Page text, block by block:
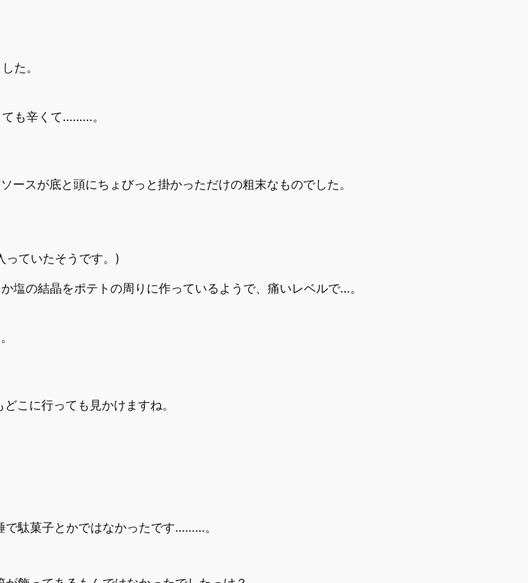
た。
も辛くて………。
スが底と頭にちょびっと掛かっただけの粗末なものでした。
っていたそうです。)
の結晶をポテトの周りに作っているようで、痛いレベルで…。
こに行っても見かけますね。
で駄菓子とかではなかったです………。